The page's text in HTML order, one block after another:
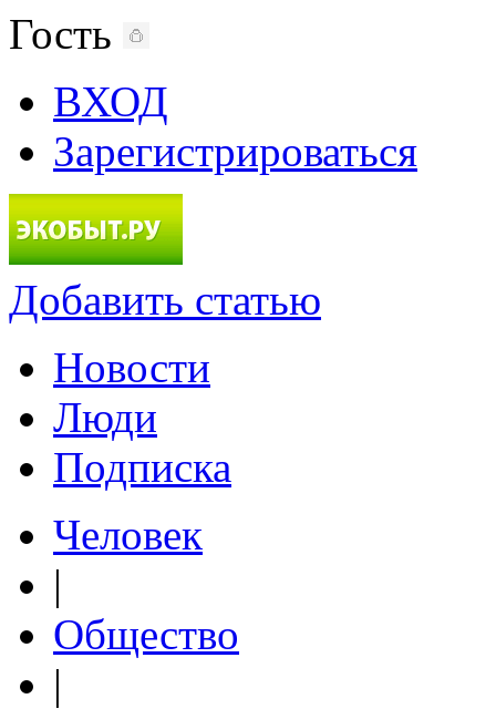
Гость
ВХОД
Зарегистрироваться
Добавить статью
Новости
Люди
Подписка
Человек
|
Общество
|